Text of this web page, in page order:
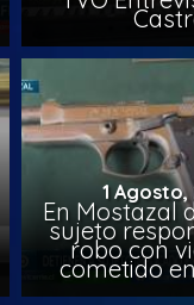
1 Agosto,
En Mostazal
sujeto
robo con
cometido